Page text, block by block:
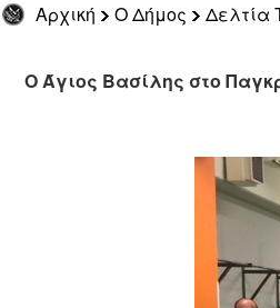
Αρχική Ο Δήμος Δελτία
O Άγιος Βασίλης στο